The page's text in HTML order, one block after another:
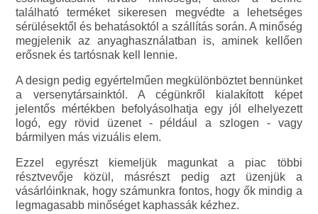
található terméket sikeresen megvédte a lehetséges
sérülésektől és behatásoktól a szállítás során. A minőség
megjelenik az anyaghasználatban is, aminek kellően
erősnek és tartósnak kell lennie.
A design pedig egyértelműen megkülönböztet bennünket
a versenytársainktól. A cégünkről kialakított képet
jelentős mértékben befolyásolhatja egy jól elhelyezett
logó, egy rövid üzenet - például a szlogen - vagy
bármilyen más vizuális elem.
Ezzel egyrészt kiemeljük magunkat a piac többi
résztvevője közül, másrészt pedig azt üzenjük a
vásárlóinknak, hogy számunkra fontos, hogy ők mindig a
legmagasabb minőséget kaphassák kézhez.